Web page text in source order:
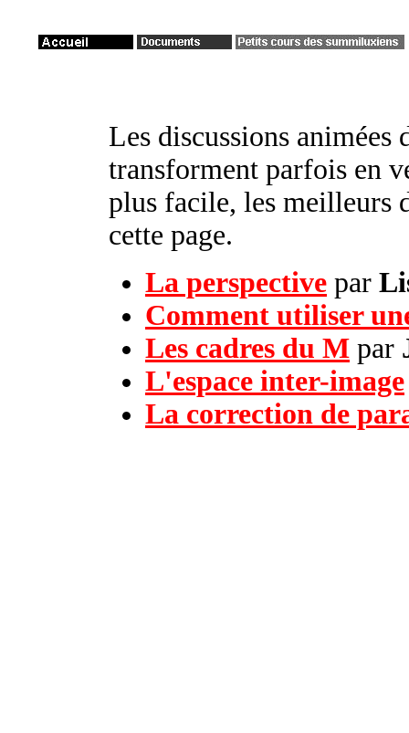
Les discussions animées
transforment parfois en
plus facile, les meilleurs
cette page.
La perspective par
Comment utiliser
Les cadres du M par
L'espace inter-image
La correction de